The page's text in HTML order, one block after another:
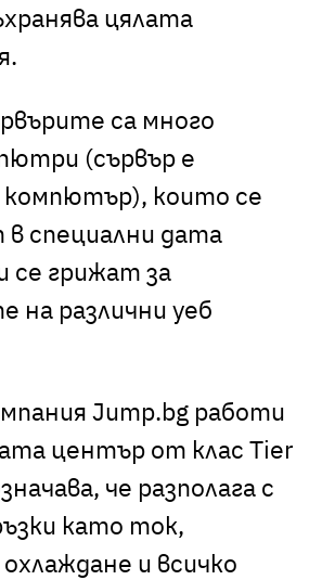
цялата
са много
(сървър е
компютър), които се
в специални дата
се грижат за
на различни уеб
Jump.bg работи
център от клас Tier
че разполага с
като ток,
и всичко